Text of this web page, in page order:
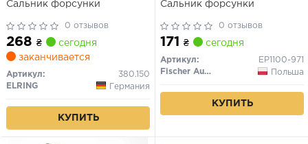
Сальник форсунки
0 отзывов
268 ₴
сегодня
заканчивается
Артикул:
380.150
ELRING
Германия
КУПИТЬ
Сальник форсунки
0 отзывов
171 ₴ сегодня
Артикул:
EP1100-971
Fischer Automotive One (FA1)
Польша
КУПИТЬ